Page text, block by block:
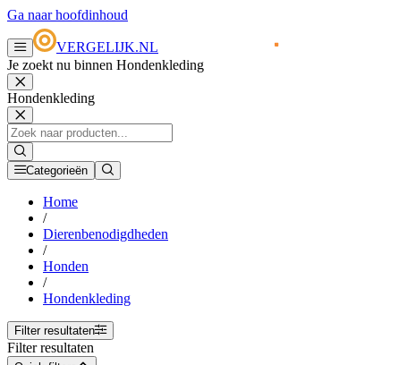
Ga naar hoofdinhoud
VERGELIJK.NL
Je zoekt nu binnen Hondenkleding
Hondenkleding
Categorieën
Home
/
Dierenbenodigdheden
/
Honden
/
Hondenkleding
Filter resultaten
Filter resultaten